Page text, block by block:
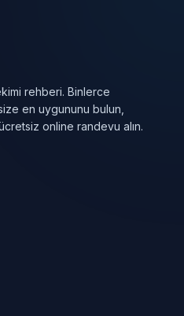
rehberi. Binlerce
en uygununu bulun,
online randevu alın.